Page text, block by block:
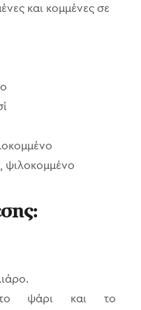
και κομμένες σε
ψιλοκομμένο
:
το ψάρι και το